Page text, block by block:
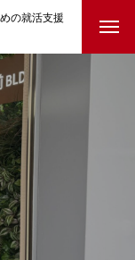
の就活支援